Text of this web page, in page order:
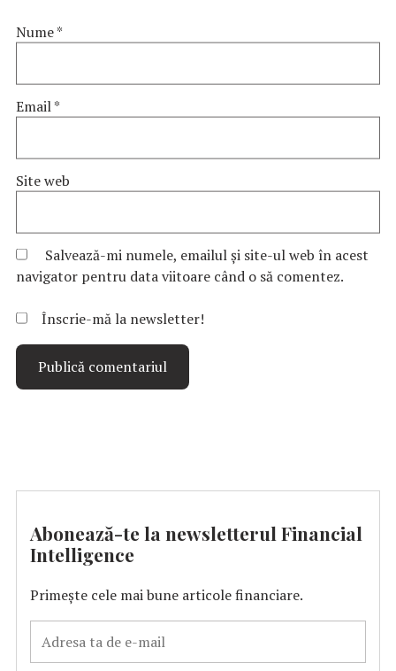
Nume*
Email*
Site web
Salvează-mi numele, emailul și site-ul web în acest
navigator pentru data viitoare când o să comentez.
Înscrie-mă la newsletter!
Abonează-te la newsletterul Financial
Intelligence
Primește cele mai bune articole financiare.